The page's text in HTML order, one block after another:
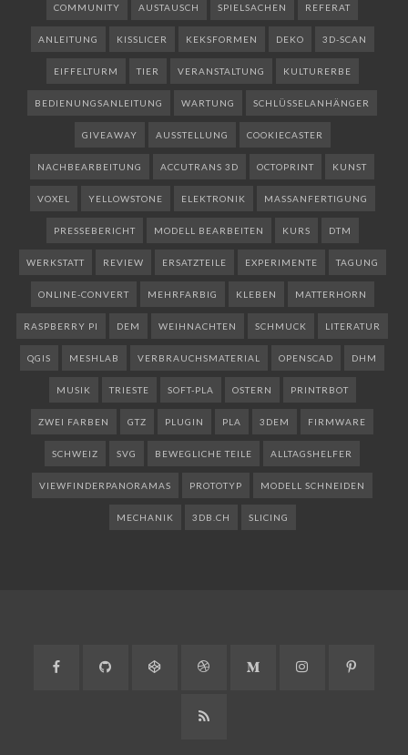
COMMUNITY AUSTAUSCH SPIELSACHEN REFERAT
ANLEITUNG KISSLICER KEKSFORMEN DEKO 3D-SCAN
EIFFELTURM TIER VERANSTALTUNG KULTURERBE
BEDIENUNGSANLEITUNG WARTUNG SCHLÜSSELANHÄNGER
GIVEAWAY AUSSTELLUNG COOKIECASTER
NACHBEARBEITUNG ACCUTRANS 3D OCTOPRINT KUNST
VOXEL YELLOWSTONE ELEKTRONIK MASSANFERTIGUNG
PRESSEBERICHT MODELL BEARBEITEN KURS DTM
WERKSTATT REVIEW ERSATZTEILE EXPERIMENTE TAGUNG
ONLINE-CONVERT MEHRFARBIG KLEBEN MATTERHORN
RASPBERRY PI DEM WEIHNACHTEN SCHMUCK LITERATUR
QGIS MESHLAB VERBRAUCHSMATERIAL OPENSCAD DHM
MUSIK TRIESTE SOFT-PLA OSTERN PRINTRBOT
ZWEI FARBEN GTZ PLUGIN PLA 3DEM FIRMWARE
SCHWEIZ SVG BEWEGLICHE TEILE ALLTAGSHELFER
VIEWFINDERPANORAMAS PROTOTYP MODELL SCHNEIDEN
MECHANIK 3DB.CH SLICING
Facebook GitHub CodePen DribbbleMedium Instagram
RSS